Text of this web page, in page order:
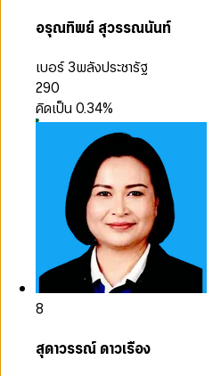
อรุณทิพย์ สุวรรณนันท์
เบอร์ 3พลังประชารัฐ
290
คิดเป็น0.34%
8
สุดาวรรณ์ ดาวเรือง